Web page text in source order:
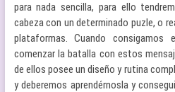
para nada sencilla, para ello
cabeza con un determinado puzle, o
plataformas. Cuando consigamos
comenzar la batalla con estos
de ellos posee un diseño y rutina
y deberemos aprendérnosla y